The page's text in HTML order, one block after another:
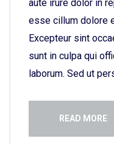
aute irure dolor in
esse cillum dolore
Excepteur sint
sunt in culpa qui
laborum. Sed ut
READ MORE